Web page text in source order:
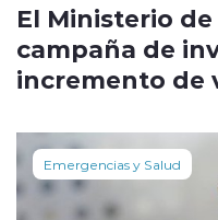
El Ministerio
campaña de
incremento de
Emergencias y Salud